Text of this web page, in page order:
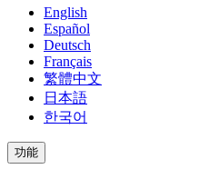
English
Español
Deutsch
Français
繁體中文
日本語
한국어
功能